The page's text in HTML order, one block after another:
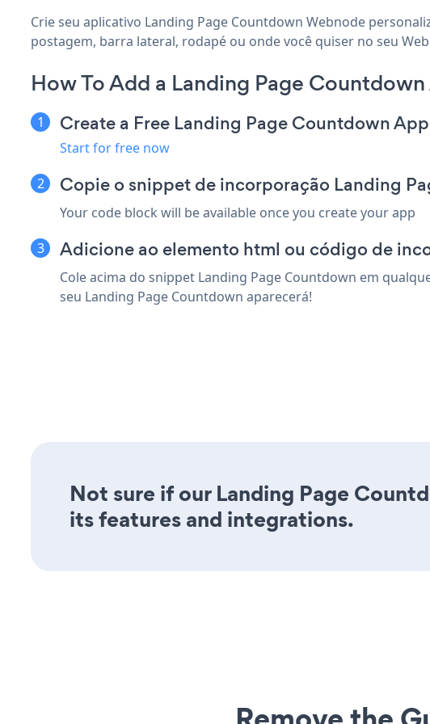
Crie seu aplicativo Landing Page Countdown Webnode
postagem, barra lateral, rodapé ou onde você quiser no seu
How To Add a Landing Page
Create a Free Landing Page Countdown App
Start for free now
Copie o snippet de incorporação Landing
Your code block will be available once you create your app
Adicione ao elemento html ou código de
Cole acima do snippet Landing Page Countdown em
seu Landing Page Countdown aparecerá!
Not sure if our Landing Page
its features and integrations.